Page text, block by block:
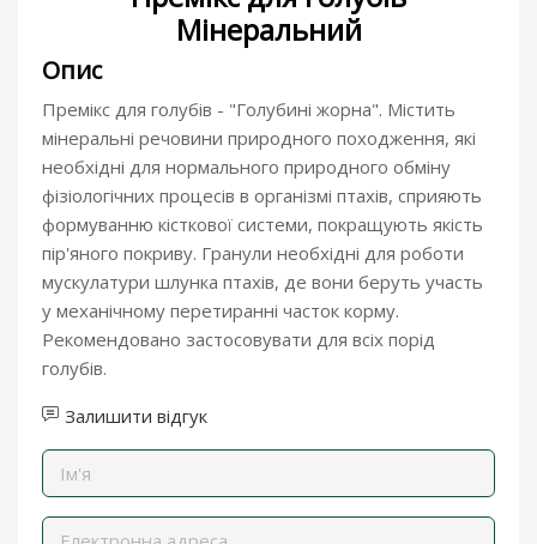
Мінеральний
Опис
Премікс для голубів - "Голубині жорна". Містить
мінеральні речовини природного походження, які
необхідні для нормального природного обміну
фізіологічних процесів в організмі птахів, сприяють
формуванню кісткової системи, покращують якість
пір'яного покриву. Гранули необхідні для роботи
мускулатури шлунка птахів, де вони беруть участь
у механічному перетиранні часток корму.
Рекомендовано застосовувати для всіх порід
голубів.
Залишити відгук